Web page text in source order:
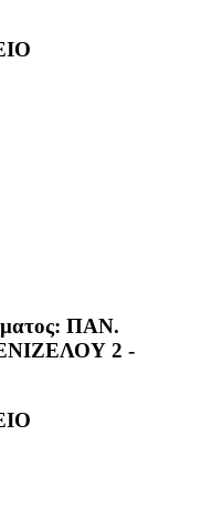
ΠΑΝ.
2 -